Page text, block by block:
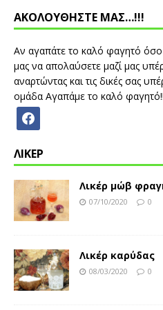
ΑΚΟΛΟΥΘΗΣΤΕ ΜΑΣ…!!!
Αν αγαπάτε το καλό φαγητό όσο
μας να απολαύσετε μαζί μας
αναρτώντας και τις δικές σας
ομάδα Αγαπάμε το καλό
ΛΙΚΕΡ
Λικέρ μώβ
07/10/2020 0
Λικέρ καρύδας
08/03/2020 0